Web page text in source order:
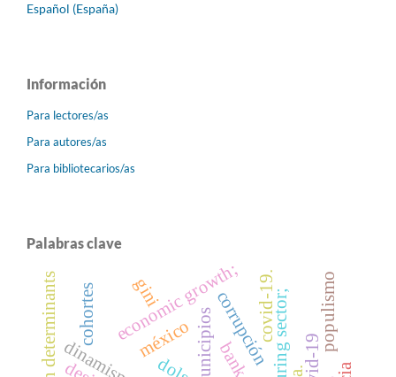
Español (España)
Información
Para lectores/as
Para autores/as
Para bibliotecarios/as
Palabras clave
municipios
economic growth;corrupción
méxico
dols
gini covid-19.
cohortes populismo